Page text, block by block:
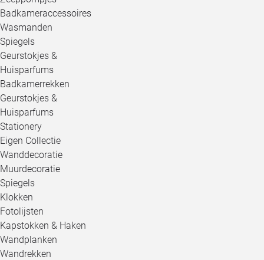
Badkameraccessoires
Wasmanden
Spiegels
Geurstokjes &
Huisparfums
Badkamerrekken
Geurstokjes &
Huisparfums
Stationery
Eigen Collectie
Wanddecoratie
Muurdecoratie
Spiegels
Klokken
Fotolijsten
Kapstokken & Haken
Wandplanken
Wandrekken